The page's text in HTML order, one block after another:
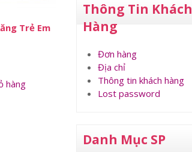
Trẻ Em
hàng
Thông Tin Khách
Hàng
Đơn hàng
Địa chỉ
Thông tin khách hàng
Lost password
Danh Mục SP